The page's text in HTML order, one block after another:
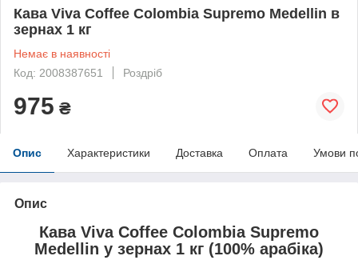
Кава Viva Coffee Colombia Supremo Medellin в
зернах 1 кг
Немає в наявності
Код: 2008387651
Роздріб
975 ₴
Опис Характеристики Доставка Оплата Умови
Опис
Кава Viva Coffee Colombia Supremo
Medellin у зернах 1 кг (100% арабіка)